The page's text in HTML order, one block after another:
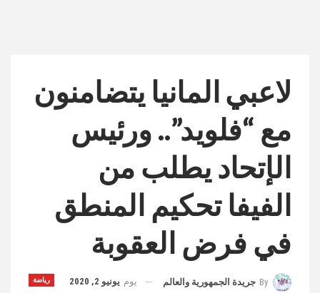
لاعبي المانيا يتضامنون
مع “فلويد”.. ورئيس
الإتحاد يطلب من
الفيفا تحكيم المنطق
في فرض العقوبة
رياضة By جريدة الجمهورية والعالم يوم يونيو 2, 2020